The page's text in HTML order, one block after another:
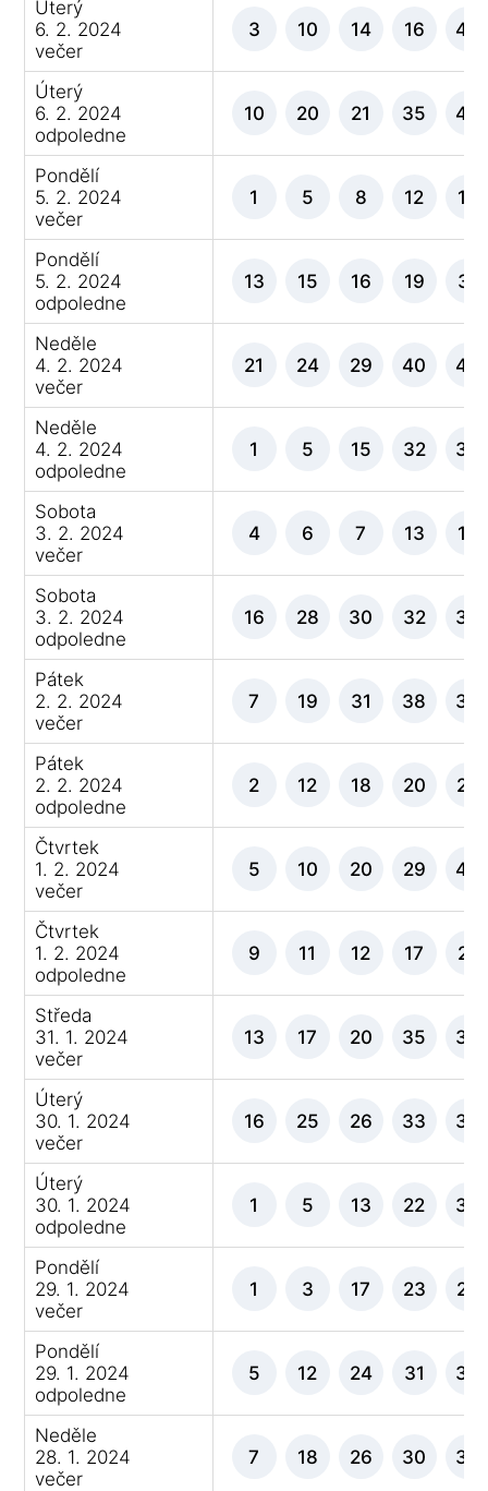
Úterý
6. 2. 2024
večer
3 10 14 16 43
Úterý
6. 2. 2024
odpoledne
10 20 21 35 45
Pondělí
5. 2. 2024
večer
1 5 8 12 13
Pondělí
5. 2. 2024
odpoledne
13 15 16 19 31
Neděle
4. 2. 2024
večer
21 24 29 40 43
Neděle
4. 2. 2024
odpoledne
1 5 15 32 34
Sobota
3. 2. 2024
večer
4 6 7 13 19
Sobota
3. 2. 2024
odpoledne
16 28 30 32 39
Pátek
2. 2. 2024
večer
7 19 31 38 39
Pátek
2. 2. 2024
odpoledne
2 12 18 20 29
Čtvrtek
1. 2. 2024
večer
5 10 20 29 45
Čtvrtek
1. 2. 2024
odpoledne
9 11 12 17 21
Středa
31. 1. 2024
večer
13 17 20 35 36
Úterý
30. 1. 2024
večer
16 25 26 33 34
Úterý
30. 1. 2024
odpoledne
1 5 13 22 38
Pondělí
29. 1. 2024
večer
1 3 17 23 28
Pondělí
29. 1. 2024
odpoledne
5 12 24 31 38
Neděle
28. 1. 2024
večer
7 18 26 30 39